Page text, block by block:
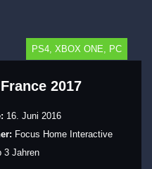
PS4, XBOX ONE, PC
2017
16. Juni 2016
Focus Home Interactive
3 Jahren